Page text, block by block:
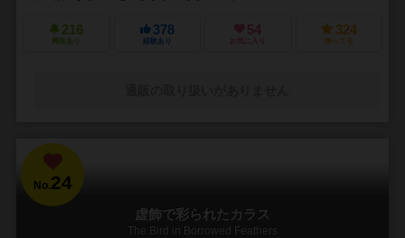
216
興味あり
378
経験あり
54
お気に入り
324
持ってる
No.24
虚飾で彩られたカラス
The Bird in Borrowed Feathers